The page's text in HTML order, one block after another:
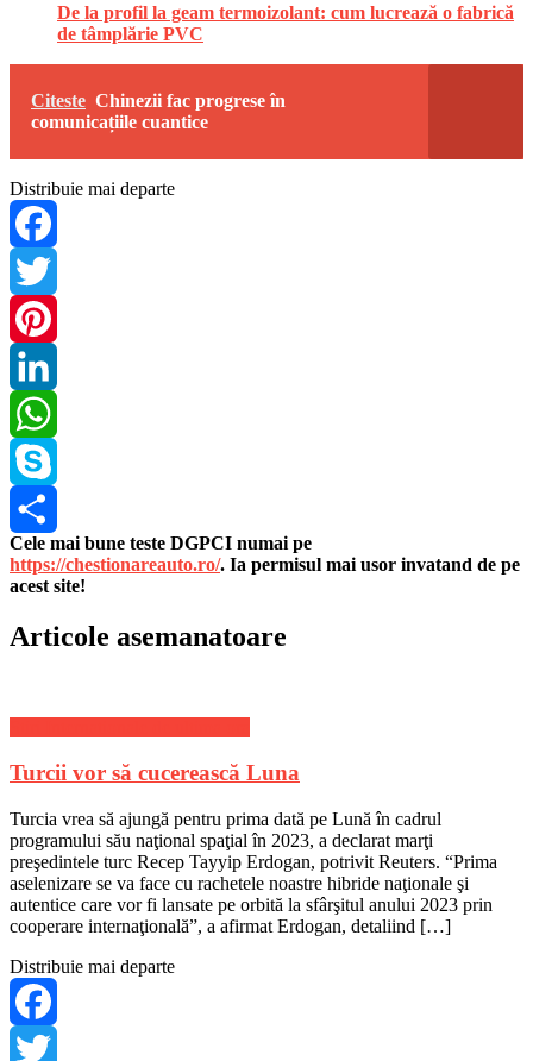
De la profil la geam termoizolant: cum lucrează o fabrică
de tâmplărie PVC
Citeste Chinezii fac progrese în
comunicațiile cuantice
Distribuie mai departe
Facebook
Twitter
Pinterest
LinkedIn
WhatsApp
Skype
Share
Cele mai bune teste DGPCI numai pe
https://chestionareauto.ro/. Ia permisul mai usor invatand de pe
acest site!
Articole asemanatoare
Turcii vor să cucerească Luna
Turcia vrea să ajungă pentru prima dată pe Lună în cadrul
programului său naţional spaţial în 2023, a declarat marţi
preşedintele turc Recep Tayyip Erdogan, potrivit Reuters. “Prima
aselenizare se va face cu rachetele noastre hibride naţionale şi
autentice care vor fi lansate pe orbită la sfârşitul anului 2023 prin
cooperare internaţională”, a afirmat Erdogan, detaliind […]
Distribuie mai departe
Facebook